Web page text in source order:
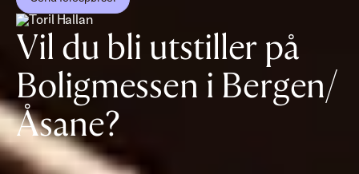
Vil du bli utstiller på
Boligmessen i Bergen/
Åsane?